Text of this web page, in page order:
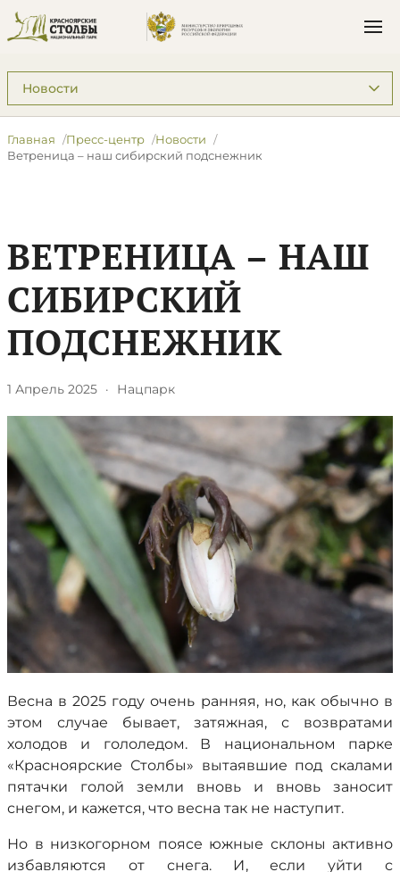
Подразделы: Пресс-центр
Главная Пресс-центр
Новости
​Ветреница – наш сибирский подснежник
​ВЕТРЕНИЦА – НАШ
СИБИРСКИЙ
ПОДСНЕЖНИК
1 Апрель 2025 · Нацпарк
Весна в 2025 году очень ранняя, но, как обычно в
этом случае бывает, затяжная, с возвратами
холодов и гололедом. В национальном парке
«Красноярские Столбы» вытаявшие под скалами
пятачки голой земли вновь и вновь заносит
снегом, и кажется, что весна так не наступит.
Но в низкогорном поясе южные склоны активно
избавляются от снега. И, если уйти с